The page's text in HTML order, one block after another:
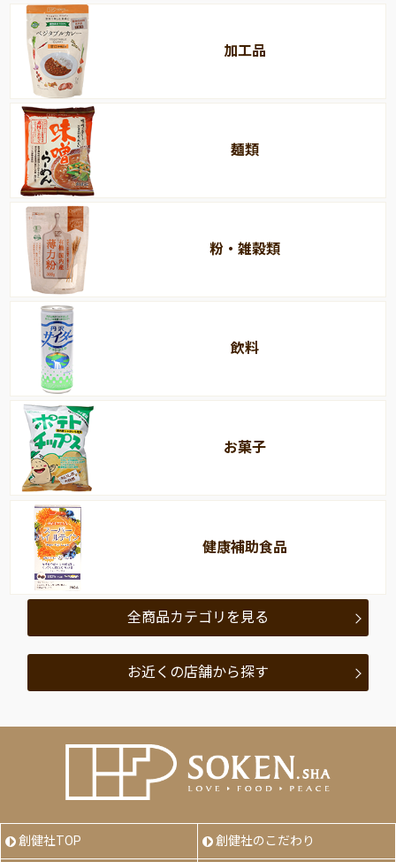
加工品
麺類
粉・雑穀類
飲料
お菓子
健康補助食品
全商品カテゴリを見る
お近くの店舗から探す
創健社TOP 創健社のこだわり